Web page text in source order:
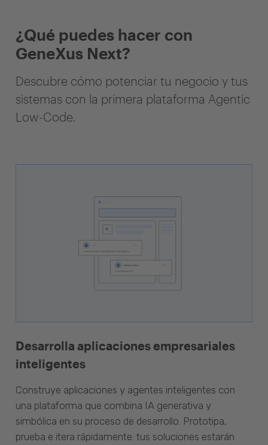
¿Qué puedes hacer con
GeneXus Next?
Descubre cómo potenciar tu negocio y tus
sistemas con la primera plataforma Agentic
Low-Code.
Desarrolla aplicaciones empresariales
inteligentes
Construye aplicaciones y agentes inteligentes con
una plataforma que combina IA generativa y
simbólica en su proceso de desarrollo. Prototipa,
prueba e itera rápidamente: tus soluciones estarán